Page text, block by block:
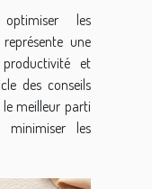
les
une
et
des conseils
meilleur parti
minimiser les